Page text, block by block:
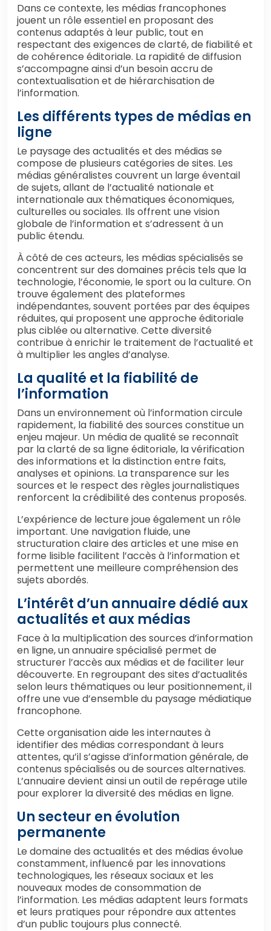
Dans ce contexte, les médias francophones
jouent un rôle essentiel en proposant des
contenus adaptés à leur public, tout en
respectant des exigences de clarté, de fiabilité et
de cohérence éditoriale. La rapidité de diffusion
s’accompagne ainsi d’un besoin accru de
contextualisation et de hiérarchisation de
l’information.
Les différents types de médias en
ligne
Le paysage des actualités et des médias se
compose de plusieurs catégories de sites. Les
médias généralistes couvrent un large éventail
de sujets, allant de l’actualité nationale et
internationale aux thématiques économiques,
culturelles ou sociales. Ils offrent une vision
globale de l’information et s’adressent à un
public étendu.
À côté de ces acteurs, les médias spécialisés se
concentrent sur des domaines précis tels que la
technologie, l’économie, le sport ou la culture. On
trouve également des plateformes
indépendantes, souvent portées par des équipes
réduites, qui proposent une approche éditoriale
plus ciblée ou alternative. Cette diversité
contribue à enrichir le traitement de l’actualité et
à multiplier les angles d’analyse.
La qualité et la fiabilité de
l’information
Dans un environnement où l’information circule
rapidement, la fiabilité des sources constitue un
enjeu majeur. Un média de qualité se reconnaît
par la clarté de sa ligne éditoriale, la vérification
des informations et la distinction entre faits,
analyses et opinions. La transparence sur les
sources et le respect des règles journalistiques
renforcent la crédibilité des contenus proposés.
L’expérience de lecture joue également un rôle
important. Une navigation fluide, une
structuration claire des articles et une mise en
forme lisible facilitent l’accès à l’information et
permettent une meilleure compréhension des
sujets abordés.
L’intérêt d’un annuaire dédié aux
actualités et aux médias
Face à la multiplication des sources d’information
en ligne, un annuaire spécialisé permet de
structurer l’accès aux médias et de faciliter leur
découverte. En regroupant des sites d’actualités
selon leurs thématiques ou leur positionnement, il
offre une vue d’ensemble du paysage médiatique
francophone.
Cette organisation aide les internautes à
identifier des médias correspondant à leurs
attentes, qu’il s’agisse d’information générale, de
contenus spécialisés ou de sources alternatives.
L’annuaire devient ainsi un outil de repérage utile
pour explorer la diversité des médias en ligne.
Un secteur en évolution
permanente
Le domaine des actualités et des médias évolue
constamment, influencé par les innovations
technologiques, les réseaux sociaux et les
nouveaux modes de consommation de
l’information. Les médias adaptent leurs formats
et leurs pratiques pour répondre aux attentes
d’un public toujours plus connecté.